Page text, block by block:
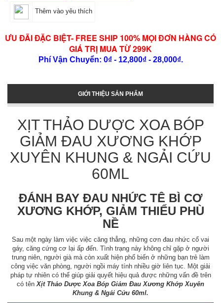
Thêm vào yêu thích
ƯU ĐÃI ĐẶC BIỆT- FREE SHIP 100% MỌI ĐƠN HÀNG CÓ
GIÁ TRỊ MUA TỪ 299K
Phí Vận Chuyển: 0₫ - 12,800₫ - 28,000₫.
GIỚI THIỆU SẢN PHẨM
XỊT THẢO DƯỢC XOA BÓP
GIẢM ĐAU XƯƠNG KHỚP
XUYÊN KHUNG & NGẢI CỨU
60ML
ĐÁNH BAY ĐAU NHỨC TÊ BÌ CƠ
XƯƠNG KHỚP, GIẢM THIỂU PHÙ
NỀ
Sau một ngày làm việc việc căng thẳng, những cơn đau nhức cổ vai
gáy, căng cứng cơ lại ấp đến. Tình trạng này không chỉ gặp ở người
trung niên, người già mà còn xuất hiện phổ biến ở những bạn trẻ làm
công việc văn phòng, người ngồi máy tính nhiều giờ liên tục. Một giải
pháp tự nhiên có thể giúp giải quyết hiệu quả được những vấn đề trên
có tên Xịt Thảo Dược Xoa Bóp Giảm Đau Xương Khớp Xuyên
Khung & Ngải Cứu 60ml.